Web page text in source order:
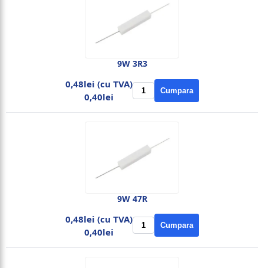
9W 3R3
0,48lei (cu TVA)
0,40lei
Cumpara
9W 47R
0,48lei (cu TVA)
0,40lei
Cumpara